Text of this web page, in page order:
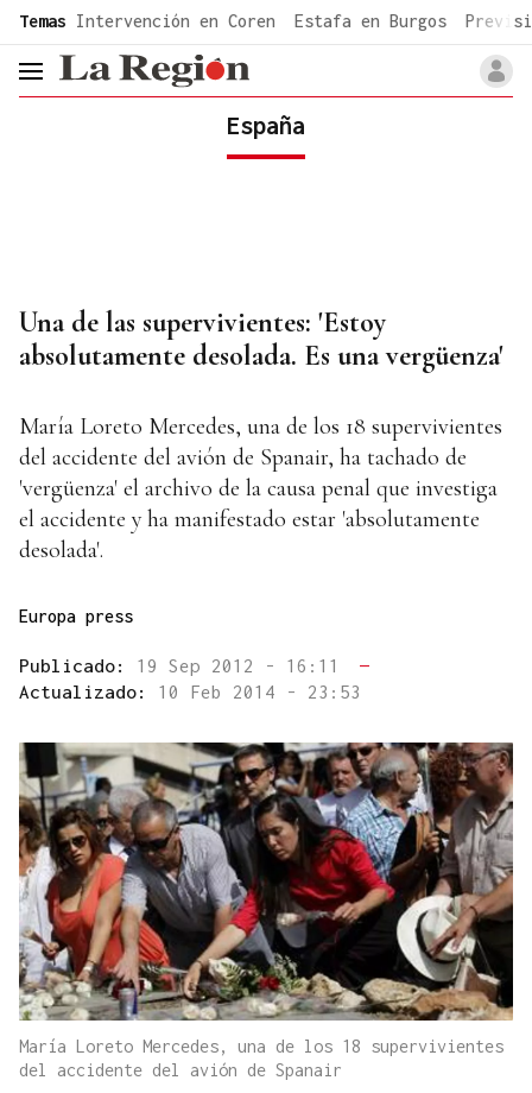
common.go-to-content
Temas Intervención en Coren Estafa en Burgos
header.menu.open
España
Una de las supervivientes: 'Estoy
absolutamente desolada. Es una vergüenza'
María Loreto Mercedes, una de los 18 supervivientes
del accidente del avión de Spanair, ha tachado de
'vergüenza' el archivo de la causa penal que investiga
el accidente y ha manifestado estar 'absolutamente
desolada'.
Europa press
Publicado: 19 Sep 2012 - 16:11
—
Actualizado: 10 Feb 2014 - 23:53
María Loreto Mercedes, una de los 18 supervivientes
del accidente del avión de Spanair